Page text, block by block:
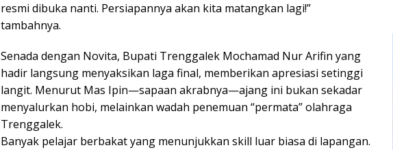
resmi dibuka nanti. Persiapannya akan kita matangkan lagi!”
tambahnya.
​Senada dengan Novita, Bupati Trenggalek Mochamad Nur Arifin yang
hadir langsung menyaksikan laga final, memberikan apresiasi setinggi
langit. Menurut Mas Ipin—sapaan akrabnya—ajang ini bukan sekadar
menyalurkan hobi, melainkan wadah penemuan “permata” olahraga
Trenggalek.
​Banyak pelajar berbakat yang menunjukkan skill luar biasa di lapangan.